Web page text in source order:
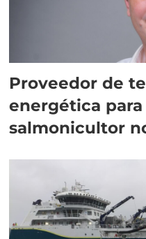
Proveedor de
energética
salmonicultor